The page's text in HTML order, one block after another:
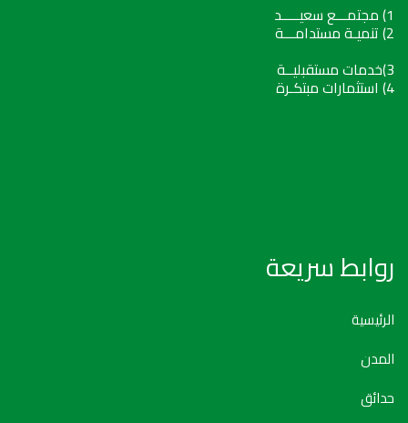
1) مجتمـــع سعيـــــد
2) تنميـة مستدامـــة
3)خدمات مستقبليــة
4) استثمارات مبتكـرة
روابط سريعة
الرئيسية
المدن
حدائق